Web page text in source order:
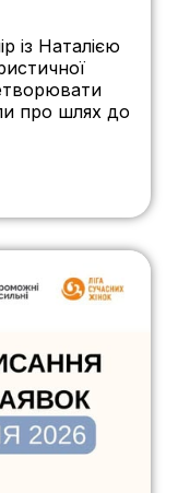
із Наталією
про шлях до